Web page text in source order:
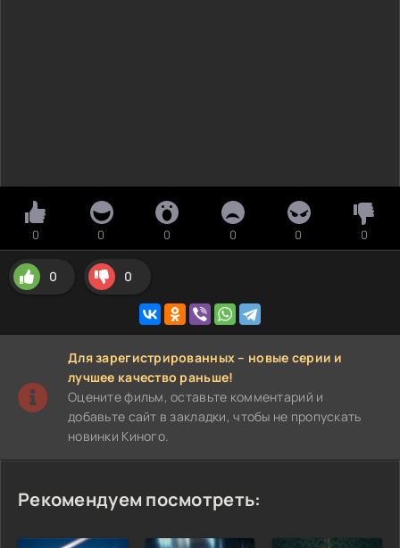
0 0 0 0 0 0
0 0
Для зарегистрированных – новые серии и
лучшее качество раньше!
Оцените фильм, оставьте комментарий и
добавьте сайт в закладки, чтобы не пропускать
новинки Киного.
Рекомендуем посмотреть: